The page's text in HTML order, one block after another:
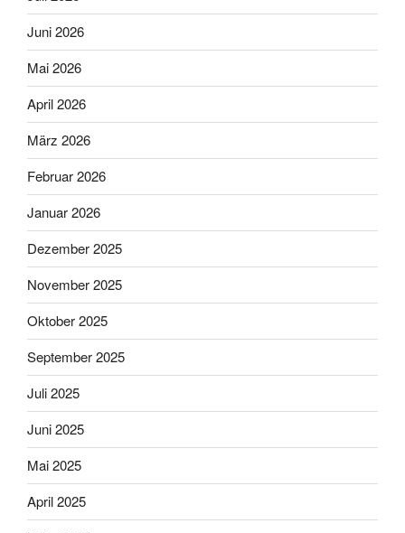
Juni 2026
Mai 2026
April 2026
März 2026
Februar 2026
Januar 2026
Dezember 2025
November 2025
Oktober 2025
September 2025
Juli 2025
Juni 2025
Mai 2025
April 2025